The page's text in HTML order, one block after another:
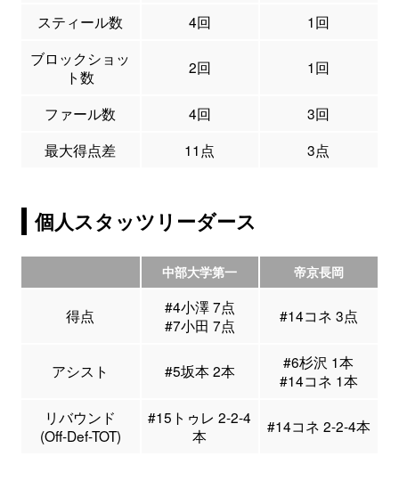
スティール数
4回
1回
ブロックショッ
ト数
2回 1回
ファール数 4回
3回
最大得点差
11点 3点
個人スタッツリーダース
中部大学第一 帝京長岡
得点
#4小澤 7点
#7小田 7点
#14コネ 3点
アシスト #5坂本 2本
#6杉沢 1本
#14コネ 1本
リバウンド
(Off-Def-TOT)
#15トゥレ 2-2-4
本
#14コネ 2-2-4本